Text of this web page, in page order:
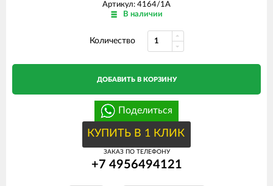
Артикул: 4164/1A
В наличии
Количество
ДОБАВИТЬ В КОРЗИНУ
Поделиться
КУПИТЬ В 1 КЛИК
ЗАКАЗ ПО ТЕЛЕФОНУ
+7 4956494121